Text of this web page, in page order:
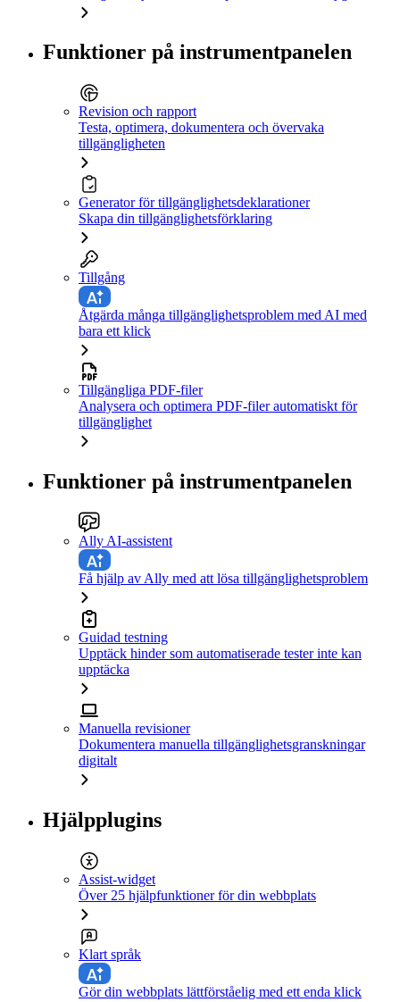
Funktioner på instrumentpanelen
Revision och rapport
Testa, optimera, dokumentera och övervaka
tillgängligheten
Generator för tillgänglighetsdeklarationer
Skapa din tillgänglighetsförklaring
Tillgång
Åtgärda många tillgänglighetsproblem med AI med
bara ett klick
Tillgängliga PDF-filer
Analysera och optimera PDF-filer automatiskt för
tillgänglighet
Funktioner på instrumentpanelen
Ally AI-assistent
Få hjälp av Ally med att lösa tillgänglighetsproblem
Guidad testning
Upptäck hinder som automatiserade tester inte kan
upptäcka
Manuella revisioner
Dokumentera manuella tillgänglighetsgranskningar
digitalt
Hjälpplugins
Assist-widget
Över 25 hjälpfunktioner för din webbplats
Klart språk
Gör din webbplats lättförståelig med ett enda klick